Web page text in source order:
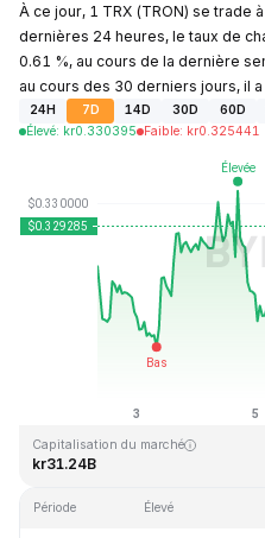
À ce jour, 1 TRX (TRON) se trade
dernières 24 heures, le taux de
0.61 %, au cours de la dernière
au cours des 30 derniers jours, il
24H 7D 14D 30D 60D
Élevé: kr0.330395 Faible: kr0.325441
Dernière mise à jour : 2026-08-09, 08:18
Capitalisation du marché
kr31.24B
Période Élevé